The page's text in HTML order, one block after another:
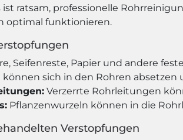
ist ratsam, professionelle
optimal funktionieren.
Seifenreste, Papier und andere
sich in den Rohren absetzen
Verzerrte Rohrleitungen
Pflanzenwurzeln können in die
Verstopfungen